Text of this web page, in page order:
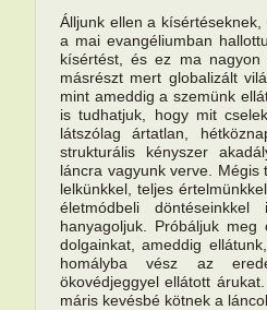
Álljunk ellen a
a mai evangéliumban
kísértést, és ez ma
másrészt mert globalizált
mint ameddig a szemünk
is tudhatjuk, hogy mit
látszólag ártatlan,
strukturális kényszer
láncra vagyunk verve.
lelkünkkel, teljes
életmódbeli
hanyagoljuk. Próbáljuk
dolgainkat, ameddig
homályba vész az
ökovédjeggyel ellátott
máris kevésbé kötnek a